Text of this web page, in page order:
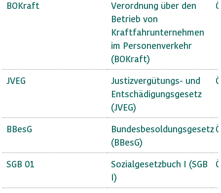
BOKraft
Verordnung über den
Betrieb von
Kraftfahrunternehmen
im Personenverkehr
(BOKraft)
JVEG
Justizvergütungs- und
Entschädigungsgesetz
(JVEG)
BBesG
Bundesbesoldungsgesetz
(BBesG)
SGB 01
Sozialgesetzbuch I (SGB
I)